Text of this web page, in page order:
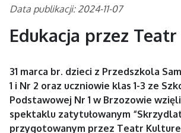
Data publikacji: 2024-11-07
Edukacja przez Teatr
31 marca br. dzieci z Przedszkola
1 i Nr 2 oraz uczniowie klas 1-3 ze
Podstawowej Nr 1 w Brzozowie
spektaklu zatytułowanym
przygotowanym przez Teatr